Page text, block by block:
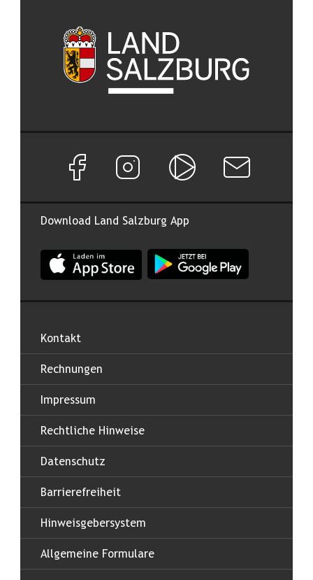
Download Land Salzburg App
App Land Salzburg im Apple App Store
App Land Salzburg im
Facebook Seite von Land Salzburg
Instagram Seite von Land Salzburg
Salzburg ONNewsletter
Kontakt
Rechnungen
Impressum
Rechtliche Hinweise
Datenschutz
Barrierefreiheit
Hinweisgebersystem
Allgemeine Formulare